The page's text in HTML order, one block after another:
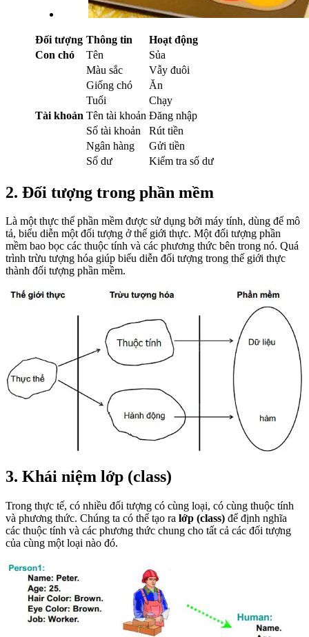
Đối tượng Thông tin
Hoạt động
Con chó
Tên
Sủa
Màu sắc
Vẫy đuôi
Giống chó
Ăn
Tuổi
Chạy
Tài khoản Tên tài khoản Đăng nhập
Số tài khoản
Rút tiền
Ngân hàng
Gửi tiền
Số dư
Kiểm tra số dư
2. Đối tượng trong phần mềm
Là một thực thể phần mềm được sử dụng bởi máy tính, dùng để mô
tả, biểu diễn một đối tượng ở thế giới thực. Một đối tượng phần
mềm bao bọc các thuộc tính và các phương thức bên trong nó. Quá
trình trừu tượng hóa giúp biểu diễn đối tượng trong thế giới thực
thành đối tượng phần mềm.
3. Khái niệm lớp (class)
Trong thực tế, có nhiều đối tượng có cùng loại, có cùng thuộc tính
và phương thức. Chúng ta có thể tạo ra lớp (class) để định nghĩa
các thuộc tính và các phương thức chung cho tất cả các đối tượng
của cùng một loại nào đó.